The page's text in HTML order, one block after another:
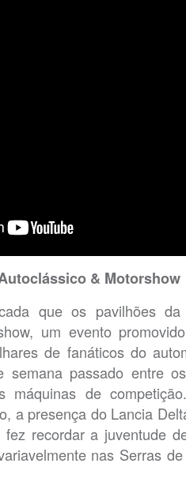
& Motorshow
que os pavilhões da
um evento
de fanáticos do
passado entre
máquinas de
a presença do Lancia
recordar a juventude
nas Serras